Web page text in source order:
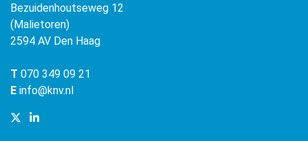
Bezuidenhoutseweg 12
(Malietoren)
2594 AV Den Haag
T 070 349 09 21
E info@knv.nl